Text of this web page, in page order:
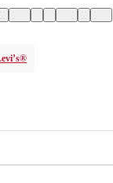
40/5414242/54343/5